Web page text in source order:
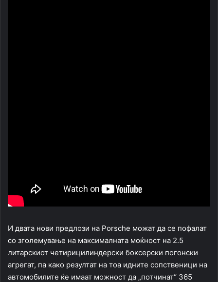
И двата нови предлози на Porsche можат да се пофалат
со зголемување на максималната моќност на 2.5
литарскиот четирицилиндерски боксерски погонски
агрегат, па како резултат на тоа идните сопственици на
автомобилите ќе имаат можност да „потчинат“ 365